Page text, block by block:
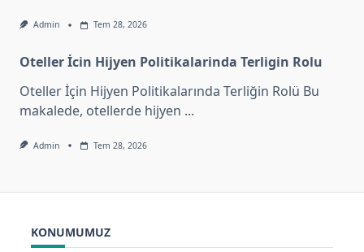
Admin Tem 28, 2026
Oteller İcin Hijyen Politikalarinda Terligin Rolu
Oteller İçin Hijyen Politikalarında Terliğin Rolü Bu
makalede, otellerde hijyen ...
Admin Tem 28, 2026
KONUMUMUZ